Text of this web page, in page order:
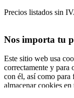
Precios listados sin
Nos importa tu
Este sitio web usa
correctamente y para
con él, así como para
almacenar cookies